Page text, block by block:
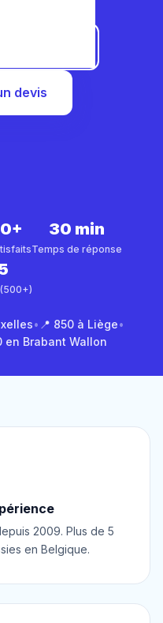
68 51 58
devis
30 min
Temps de réponse
• 📍 850 à Liège•
en Brabant Wallon
2009. Plus de 5
en Belgique.